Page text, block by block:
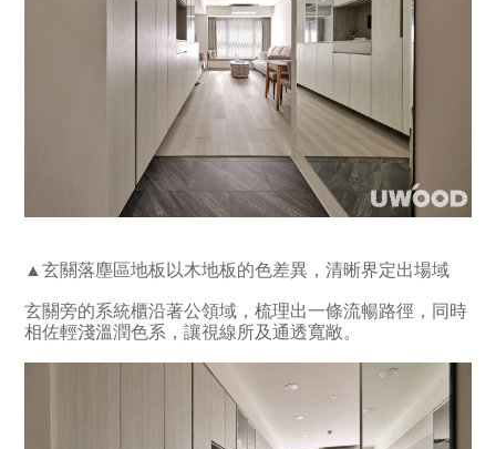
▲玄關落塵區地板以木地板的色差異，清晰界定出場域
玄關旁的系統櫃沿著公領域，梳理出一條流暢路徑，同時
相佐輕淺溫潤色系，讓視線所及通透寬敞。